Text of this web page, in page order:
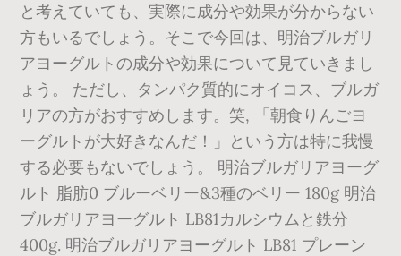
と考えていても、実際に成分や効果が分からない
方もいるでしょう。そこで今回は、明治ブルガリ
アヨーグルトの成分や効果について見ていきまし
ょう。 ただし、タンパク質的にオイコス、ブルガ
リアの方がおすすめします。笑, 「朝食りんごヨ
ーグルトが大好きなんだ！」という方は特に我慢
する必要もないでしょう。 明治ブルガリアヨーグ
ルト 脂肪0 ブルーベリー&3種のベリー 180g 明治
ブルガリアヨーグルト LB81カルシウムと鉄分
400g. 明治ブルガリアヨーグルト LB81 プレーン